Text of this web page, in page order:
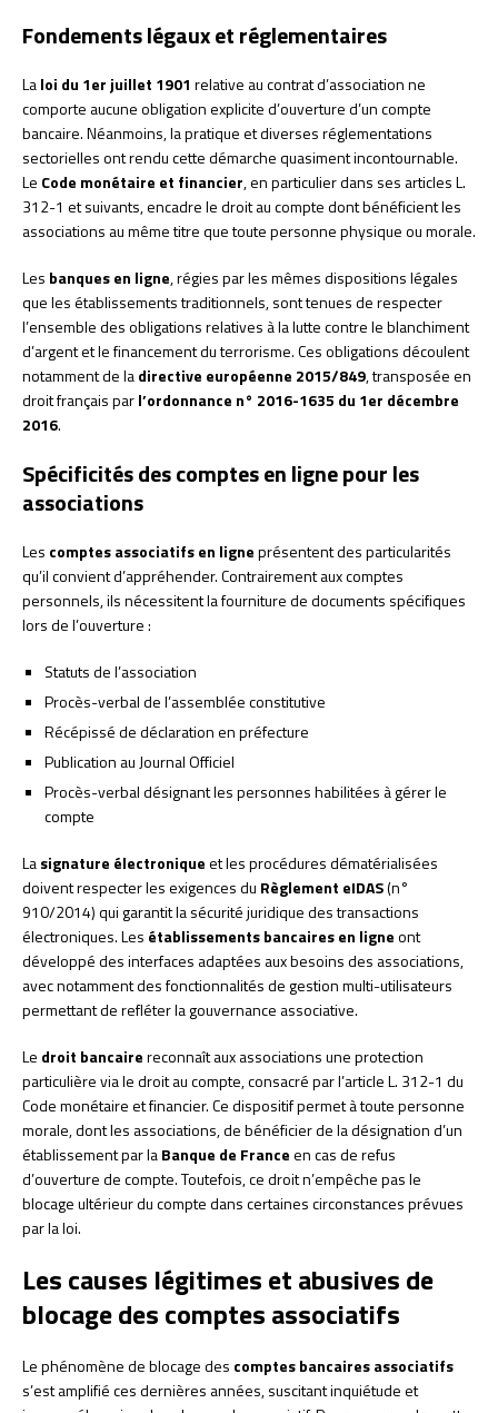
Fondements légaux et réglementaires
Laloi du 1er juillet 1901 relative au contrat d’association ne
comporte aucune obligation explicite d’ouverture d’un compte
bancaire. Néanmoins, la pratique et diverses réglementations
sectorielles ont rendu cette démarche quasiment incontournable.
Le Code monétaire et financier, en particulier dans ses articles L.
312-1 et suivants, encadre le droit au compte dont bénéficient les
associations au même titre que toute personne physique ou morale.
Les banques en ligne, régies par les mêmes dispositions légales
que les établissements traditionnels, sont tenues de respecter
l’ensemble des obligations relatives à la lutte contre le blanchiment
d’argent et le financement du terrorisme. Ces obligations découlent
notamment de ladirective européenne 2015/849, transposée en
droit français parl’ordonnance n° 2016-1635 du 1er décembre
2016.
Spécificités des comptes en ligne pour les
associations
Les comptes associatifs en ligneprésentent des particularités
qu’il convient d’appréhender. Contrairement aux comptes
personnels, ils nécessitent la fourniture de documents spécifiques
lors de l’ouverture :
Statuts de l’association
Procès-verbal de l’assemblée constitutive
Récépissé de déclaration en préfecture
Publication au Journal Officiel
Procès-verbal désignant les personnes habilitées à gérer le
compte
Lasignature électroniqueet les procédures dématérialisées
doivent respecter les exigences du Règlement eIDAS(n°
910/2014) qui garantit la sécurité juridique des transactions
électroniques. Les établissements bancaires en ligneont
développé des interfaces adaptées aux besoins des associations,
avec notamment des fonctionnalités de gestion multi-utilisateurs
permettant de refléter la gouvernance associative.
Le droit bancairereconnaît aux associations une protection
particulière via le droit au compte, consacré par l’article L. 312-1 du
Code monétaire et financier. Ce dispositif permet à toute personne
morale, dont les associations, de bénéficier de la désignation d’un
établissement par laBanque de Franceen cas de refus
d’ouverture de compte. Toutefois, ce droit n’empêche pas le
blocage ultérieur du compte dans certaines circonstances prévues
par la loi.
Les causes légitimes et abusives de
blocage des comptes associatifs
Le phénomène de blocage des comptes bancaires associatifs
s’est amplifié ces dernières années, suscitant inquiétude et